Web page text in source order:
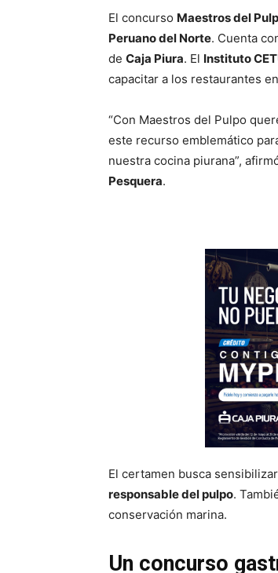
El concurso Maestros del
Peruano del Norte. Cuenta
de Caja Piura. El Instituto
capacitar a los restaurantes
“Con Maestros del Pulpo
este recurso emblemático
nuestra cocina piurana”,
Pesquera.
El certamen busca
responsable del pulpo.
conservación marina.
Un concurso